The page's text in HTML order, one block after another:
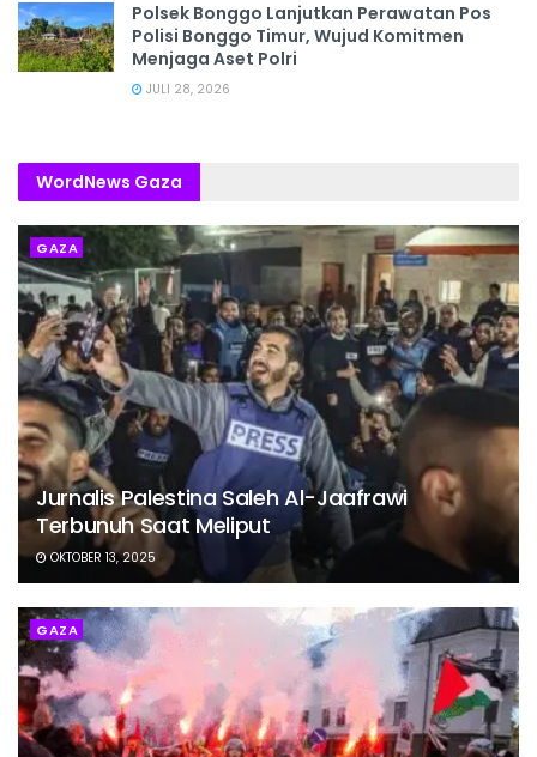
Polsek Bonggo Lanjutkan Perawatan Pos
Polisi Bonggo Timur, Wujud Komitmen
Menjaga Aset Polri
JULI 28, 2026
WordNews Gaza
GAZA
Jurnalis Palestina Saleh Al-Jaafrawi
Terbunuh Saat Meliput
OKTOBER 13, 2025
GAZA